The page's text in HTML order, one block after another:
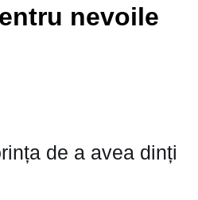
nevoile
de a avea dinți